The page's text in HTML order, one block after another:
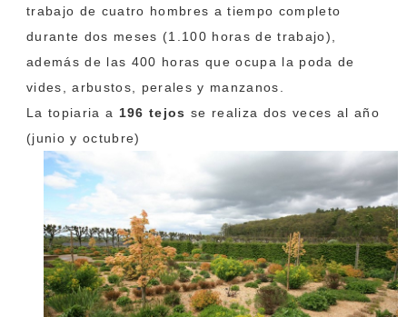
trabajo de cuatro hombres a tiempo completo
durante dos meses (1.100 horas de trabajo),
además de las 400 horas que ocupa la poda de
vides, arbustos, perales y manzanos.
La topiaria a 196 tejos se realiza dos veces al año
(junio y octubre)